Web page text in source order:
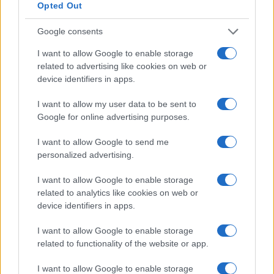
Opted Out
Google consents
I want to allow Google to enable storage
related to advertising like cookies on web or
device identifiers in apps.
I want to allow my user data to be sent to
Google for online advertising purposes.
I want to allow Google to send me
personalized advertising.
I want to allow Google to enable storage
related to analytics like cookies on web or
device identifiers in apps.
I want to allow Google to enable storage
related to functionality of the website or app.
I want to allow Google to enable storage
I nostri cari
I nostri cari
I nostri cari
Giovannimaria Cabras